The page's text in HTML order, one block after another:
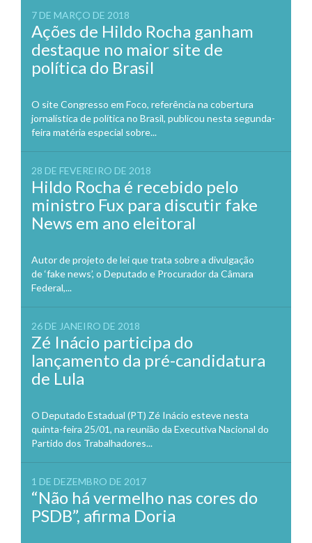
7 DE MARÇO DE 2018
Ações de Hildo Rocha ganham
destaque no maior site de
política do Brasil
O site Congresso em Foco, referência na cobertura
jornalística de política no Brasil, publicou nesta segunda-
feira matéria especial sobre...
28 DE FEVEREIRO DE 2018
Hildo Rocha é recebido pelo
ministro Fux para discutir fake
News em ano eleitoral
Autor de projeto de lei que trata sobre a divulgação
de ‘fake news’, o Deputado e Procurador da Câmara
Federal,...
26 DE JANEIRO DE 2018
Zé Inácio participa do
lançamento da pré-candidatura
de Lula
O Deputado Estadual (PT) Zé Inácio esteve nesta
quinta-feira 25/01, na reunião da Executiva Nacional do
Partido dos Trabalhadores...
1 DE DEZEMBRO DE 2017
“Não há vermelho nas cores do
PSDB”, afirma Doria